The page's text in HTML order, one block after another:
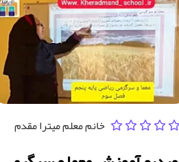
خانم معلم میترا مقدم